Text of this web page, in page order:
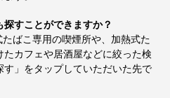
すことができますか？
ばこ専用の喫煙所や、加熱式た
カフェや居酒屋などに絞った検
」をタップしていただいた先で